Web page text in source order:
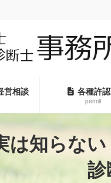
営相談 各種許
permit
は知らな